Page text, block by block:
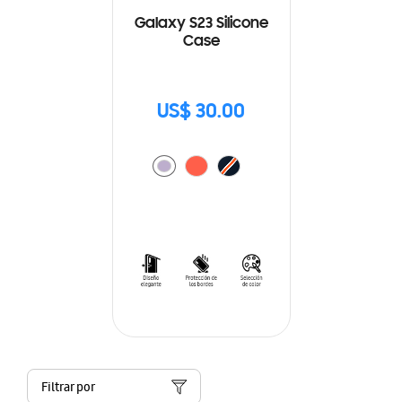
Galaxy S23 Silicone
Case
US$ 30.00
Filtrar por